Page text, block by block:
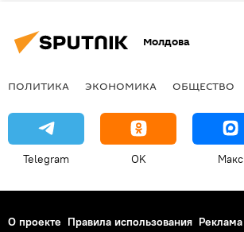
Молдова
ПОЛИТИКА ЭКОНОМИКА ОБЩЕСТВО
Telegram OK Макс
О проекте Правила использования Реклама